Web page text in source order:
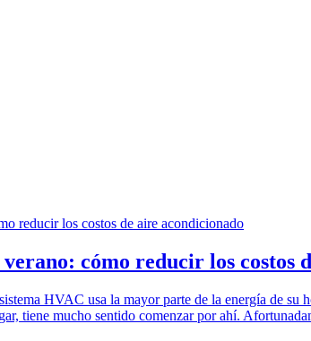
cómo reducir los costos
HVAC usa la mayor parte de la energía de
tiene mucho sentido comenzar por ahí.